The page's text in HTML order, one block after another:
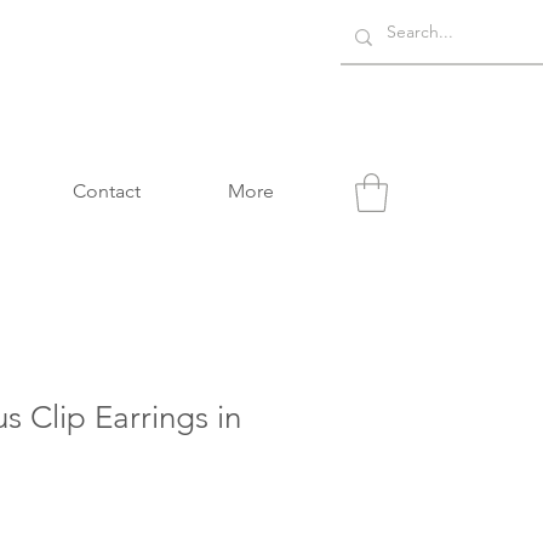
Contact More
Clip Earrings in